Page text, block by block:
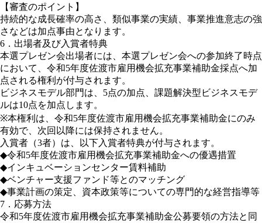
【審査のポイント】
持続的な成長確率の高さ、類似事業の実績、事業推進意志の強
さなどは加点事由となります。
6．出場者及び入賞者特典
本選プレゼン会出場者には、本選プレゼン会への参加終了時点
において、令和5年度佐渡市雇用機会拡充事業補助金採点へ加
点される権利が付与されます。
ビジネスモデル部門は、5点の加点、課題解決型ビジネスモデ
ルは10点を加点します。
※本権利は、令和5年度佐渡市雇用機会拡充事業補助金にのみ
有効で、次回以降には保持されません。
入賞者（3者）は、以下入賞者特典が付与されます。
◆令和5年度佐渡市雇用機会拡充事業補助金への優遇措置
◆インキュベーションセンター賃料補助
◆ベンチャー支援ファンド等とのマッチング
◆事業計画の策定、資本政策等についての専門的な経営指導等
7．応募方法
令和5年度佐渡市雇用機会拡充事業補助金公募要領の方法と同